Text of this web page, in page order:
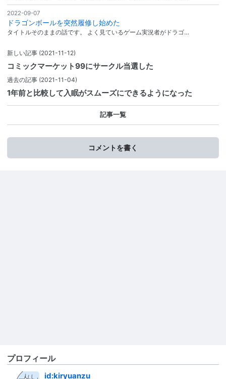
2022-09-07
ドラゴンボールを突然履修し始めた
タイトルそのままの話です。 よく見ているゲーム実況者がドラゴ…
新しい記事 (2021-11-12)
コミックマーケット99にサークル当選した
過去の記事 (2021-11-04)
1年前と比較して入眠がスムーズにできるようになった
記事一覧
コメントを書く
プロフィール
id:kiryuanzu